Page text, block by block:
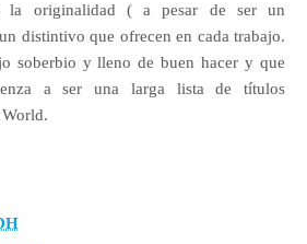
la originalidad ( a pesar de ser un
distintivo que ofrecen en cada trabajo.
soberbio y lleno de buen hacer y que
a ser una larga lista de títulos